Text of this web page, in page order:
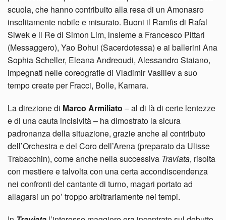
scuola, che hanno contribuito alla resa di un Amonasro
insolitamente nobile e misurato. Buoni il Ramfis di Rafal
Siwek e il Re di Simon Lim, insieme a Francesco Pittari
(Messaggero), Yao Bohui (Sacerdotessa) e ai ballerini Ana
Sophia Scheller, Eleana Andreoudi, Alessandro Staiano,
impegnati nelle coreografie di Vladimir Vasiliev a suo
tempo create per Fracci, Bolle, Kamara.
La direzione di Marco Armiliato – al di là di certe lentezze
e di una cauta incisività – ha dimostrato la sicura
padronanza della situazione, grazie anche al contributo
dell’Orchestra e del Coro dell’Arena (preparato da Ulisse
Trabacchin), come anche nella successiva Traviata, risolta
con mestiere e talvolta con una certa accondiscendenza
nei confronti del cantante di turno, magari portato ad
allagarsi un po’ troppo arbitrariamente nei tempi.